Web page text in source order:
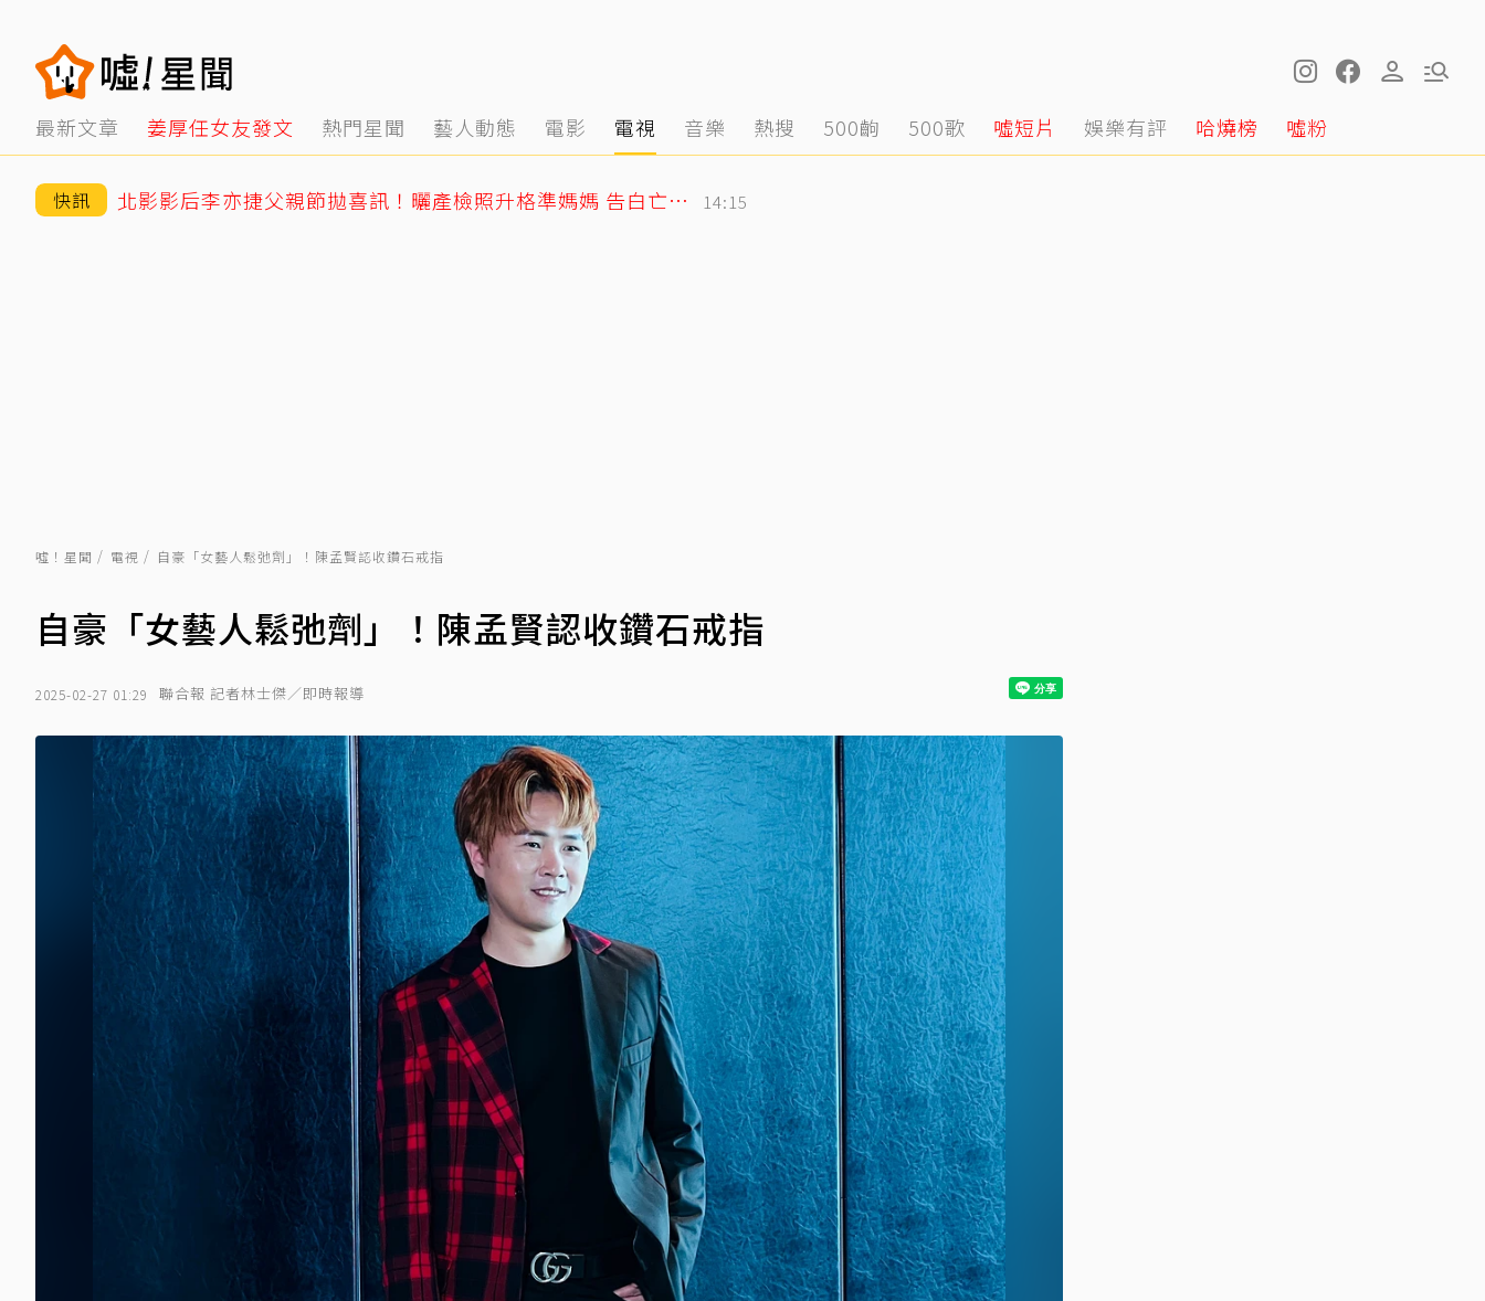
最新文章 姜厚任女友發文 熱門星聞 藝人動態 電影 電視 音樂 熱搜 500齣 500歌 噓短片 娛樂有評 哈燒榜 噓粉
快訊 北影影后李亦捷父親節拋喜訊！曬產檢照升格準媽媽 告白亡父超感人 14:15
噓！星聞 電視 自豪「女藝人鬆弛劑」！陳孟賢認收鑽石戒指
自豪「女藝人鬆弛劑」！陳孟賢認收鑽石戒指
2025-02-27 01:29 聯合報 記者林士傑／即時報導